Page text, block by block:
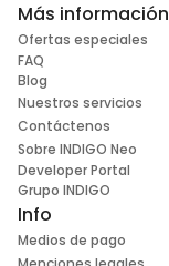
Más información
Ofertas especiales
FAQ
Blog
Nuestros servicios
Contáctenos
Sobre INDIGO Neo
Developer Portal
Grupo INDIGO
Info
Medios de pago